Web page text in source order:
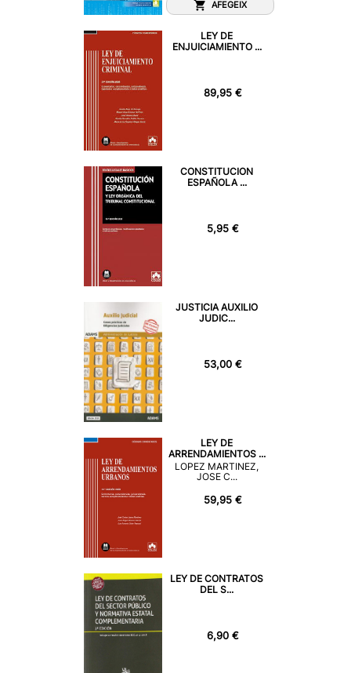
AFEGEIX
LEY DE
ENJUICIAMIENTO ...
89,95 €
CONSTITUCION
ESPAÑOLA ...
5,95 €
JUSTICIA AUXILIO
JUDIC...
53,00 €
LEY DE
ARRENDAMIENTOS ...
LOPEZ MARTINEZ,
JOSE C...
59,95 €
LEY DE CONTRATOS
DEL S...
6,90 €